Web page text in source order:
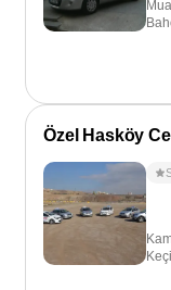
Özel Hasköy